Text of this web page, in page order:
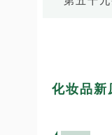
化妆品新